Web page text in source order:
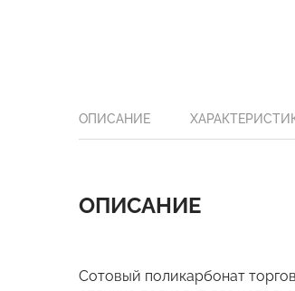
ОПИСАНИЕ
ОПИСАНИЕ
Сотовый поликарбонат